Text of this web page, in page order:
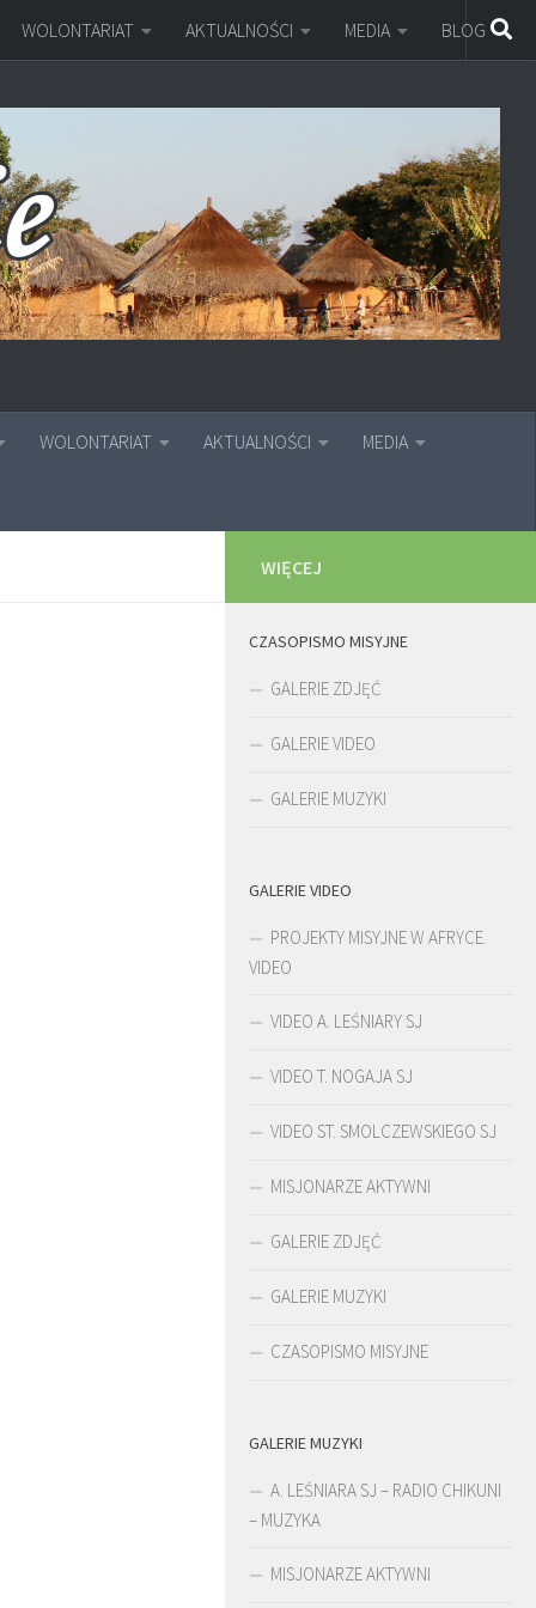
WOLONTARIAT AKTUALNOŚCI MEDIA BLOG
WOLONTARIAT AKTUALNOŚCI MEDIA
WIĘCEJ
CZASOPISMO MISYJNE
GALERIE ZDJĘĆ
GALERIE VIDEO
GALERIE MUZYKI
GALERIE VIDEO
PROJEKTY MISYJNE W AFRYCE.
VIDEO
VIDEO A. LEŚNIARY SJ
VIDEO T. NOGAJA SJ
VIDEO ST. SMOLCZEWSKIEGO SJ
MISJONARZE AKTYWNI
GALERIE ZDJĘĆ
GALERIE MUZYKI
CZASOPISMO MISYJNE
GALERIE MUZYKI
A. LEŚNIARA SJ – RADIO CHIKUNI
– MUZYKA
MISJONARZE AKTYWNI